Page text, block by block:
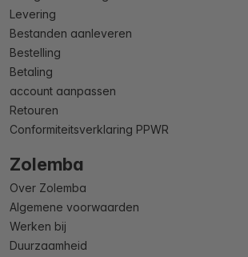
Levering
Bestanden aanleveren
Bestelling
Betaling
account aanpassen
Retouren
Conformiteitsverklaring PPWR
Zolemba
Over Zolemba
Algemene voorwaarden
Werken bij
Duurzaamheid